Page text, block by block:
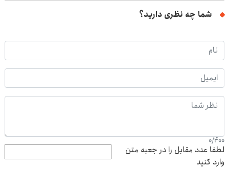
شما چه نظری دارید؟
0/400
لطفا عدد مقابل را در جعبه متن
وارد کنید